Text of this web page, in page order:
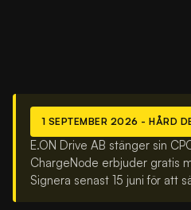
1 SEPTEMBER 2026 - HÅRD
E.ON Drive AB stänger sin
ChargeNode erbjuder gratis
Signera senast 15 juni för att